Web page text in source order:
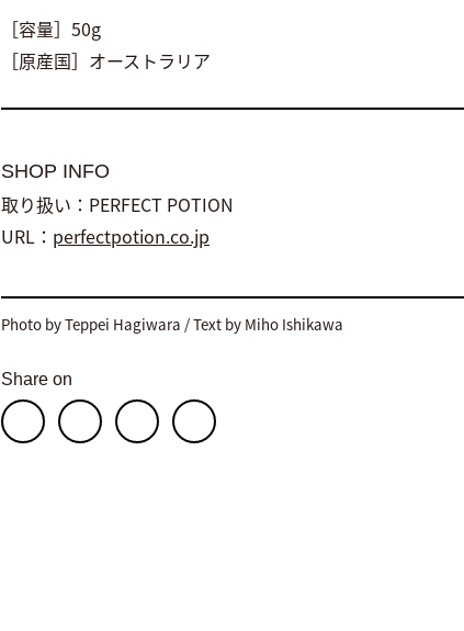
［容量］50g
［原産国］オーストラリア
SHOP INFO
取り扱い：PERFECT POTION
URL： perfectpotion.co.jp
Photo by Teppei Hagiwara / Text by Miho Ishikawa
Share on